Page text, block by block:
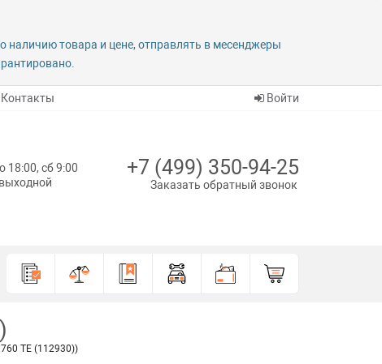
наличию товара и цене, отправлять в месенджеры
Контакты Войти
18:00, сб 9:00
+7 (499) 350-94-25
Заказать обратный звонок
TE (112930))